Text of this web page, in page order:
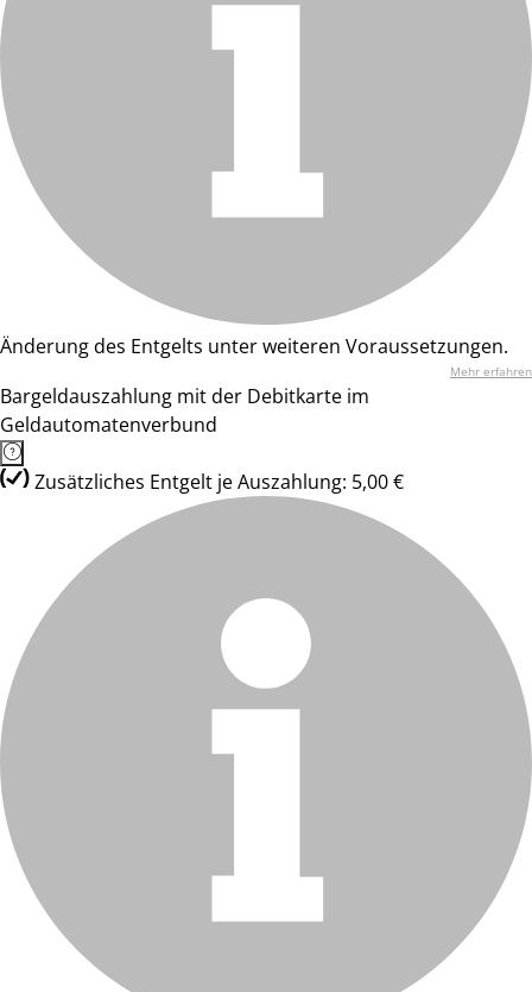
Änderung des Entgelts unter weiteren Voraussetzungen.
Mehr erfahren
Bargeldauszahlung mit der Debitkarte im
Geldautomatenverbund
Zusätzliches Entgelt je Auszahlung: 5,00 €